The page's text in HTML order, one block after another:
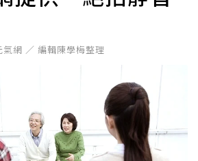
氣網 ／ 編輯陳學梅整理